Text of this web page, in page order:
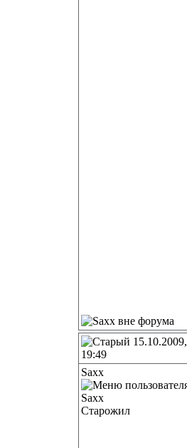
15.10.2009,
19:49
Saxx
Старожил